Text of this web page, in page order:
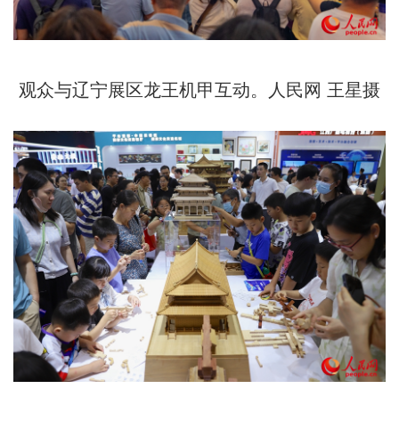
观众与辽宁展区龙王机甲互动。人民网 王星摄